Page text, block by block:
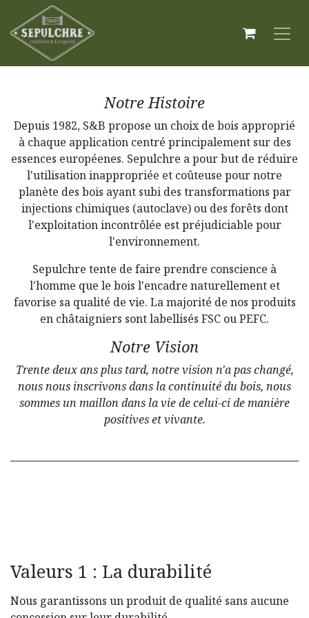
Notre Histoire
Depuis 1982, S&B propose un choix de bois approprié
à chaque application centré principalement sur des
essences européenes. Sepulchre a pour but de réduire
l'utilisation inappropriée et coûteuse pour notre
planète des bois ayant subi des transformations par
injections chimiques (autoclave) ou des forêts dont
l'exploitation incontrôlée est préjudiciable pour
l'environnement.
Sepulchre tente de faire prendre conscience à
l'homme que le bois l'encadre naturellement et
favorise sa qualité de vie. La majorité de nos produits
en châtaigniers sont labellisés FSC ou PEFC.
Notre Vision
Trente deux ans plus tard, notre vision n'a pas changé,
nous nous inscrivons dans la continuité du bois, nous
sommes un maillon dans la vie de celui-ci de manière
positives et vivante.
Valeurs 1 : La durabilité
Nous garantissons un produit de qualité sans aucune